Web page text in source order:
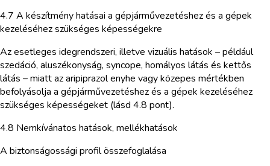
4.7 A készítmény hatásai a gépjárművezetéshez és a gépek
kezeléséhez szükséges képességekre
Az esetleges idegrendszeri, illetve vizuális hatások – például
szedáció, aluszékonyság, syncope, homályos látás és kettős
látás – miatt az aripiprazol enyhe vagy közepes mértékben
befolyásolja a gépjárművezetéshez és a gépek kezeléséhez
szükséges képességeket (lásd 4.8 pont).
4.8 Nemkívánatos hatások, mellékhatások
A biztonságossági profil összefoglalása